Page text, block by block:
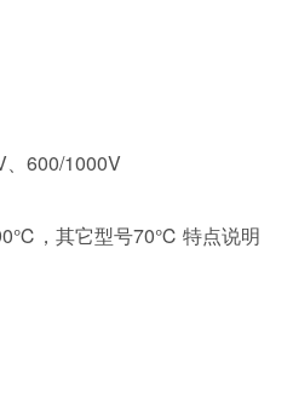
600/1000V
，其它型号70℃ 特点说明